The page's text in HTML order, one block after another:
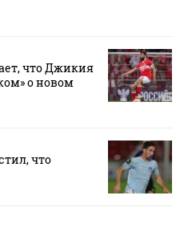
что Джикия
о новом
что